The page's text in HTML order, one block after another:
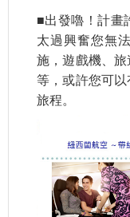
■出發嚕！計畫
太過興奮您無
施，遊戲機、
等，或許您可
旅程。